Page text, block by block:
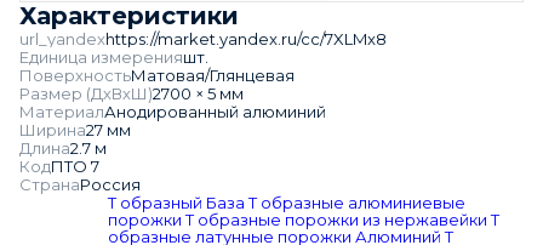
Характеристики
url_yandexhttps://market.yandex.ru/cc/7XLMx8
Единица измеренияшт.
ПоверхностьМатовая/Глянцевая
Размер (ДхВхШ)2700 × 5 мм
МатериалАнодированный алюминий
Ширина27 мм
Длина2.7 м
КодПТО 7
СтранаРоссия
Т образный База Т образные алюминиевые
порожки Т образные порожки из нержавейки Т
образные латунные порожки Алюминий Т